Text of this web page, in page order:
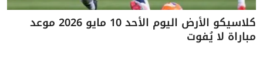
كلاسيكو الأرض اليوم الأحد 10 مايو 2026 موعد
مباراة لا يُفوت